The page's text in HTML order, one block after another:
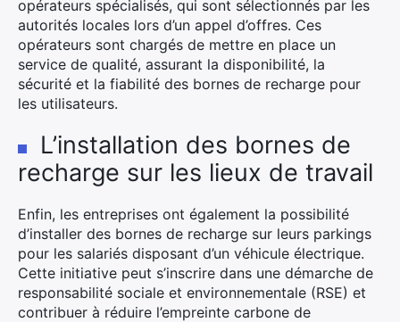
opérateurs spécialisés, qui sont sélectionnés par les
autorités locales lors d’un appel d’offres. Ces
opérateurs sont chargés de mettre en place un
service de qualité, assurant la disponibilité, la
sécurité et la fiabilité des bornes de recharge pour
les utilisateurs.
L’installation des bornes de
recharge sur les lieux de travail
Enfin, les entreprises ont également la possibilité
d’installer des bornes de recharge sur leurs parkings
pour les salariés disposant d’un véhicule électrique.
Cette initiative peut s’inscrire dans une démarche de
responsabilité sociale et environnementale (RSE) et
contribuer à réduire l’empreinte carbone de